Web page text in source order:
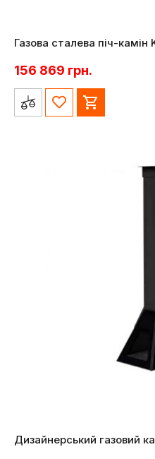
Газова сталева піч-камін
156 869 грн.
Дизайнерський газовий